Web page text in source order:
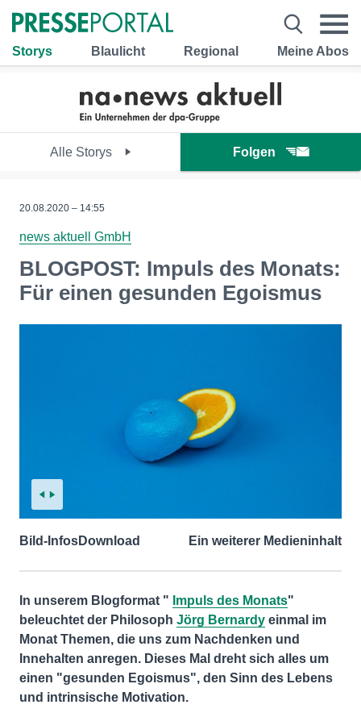
Storys Blaulicht Regional Meine Abos
Alle Storys Folgen
20.08.2020 – 14:55
news aktuell GmbH
BLOGPOST: Impuls des Monats:
Für einen gesunden Egoismus
Bild-InfosDownload Ein weiterer Medieninhalt
In unserem Blogformat " Impuls des Monats"
beleuchtet der Philosoph Jörg Bernardy einmal im
Monat Themen, die uns zum Nachdenken und
Innehalten anregen. Dieses Mal dreht sich alles um
einen "gesunden Egoismus", den Sinn des Lebens
und intrinsische Motivation.